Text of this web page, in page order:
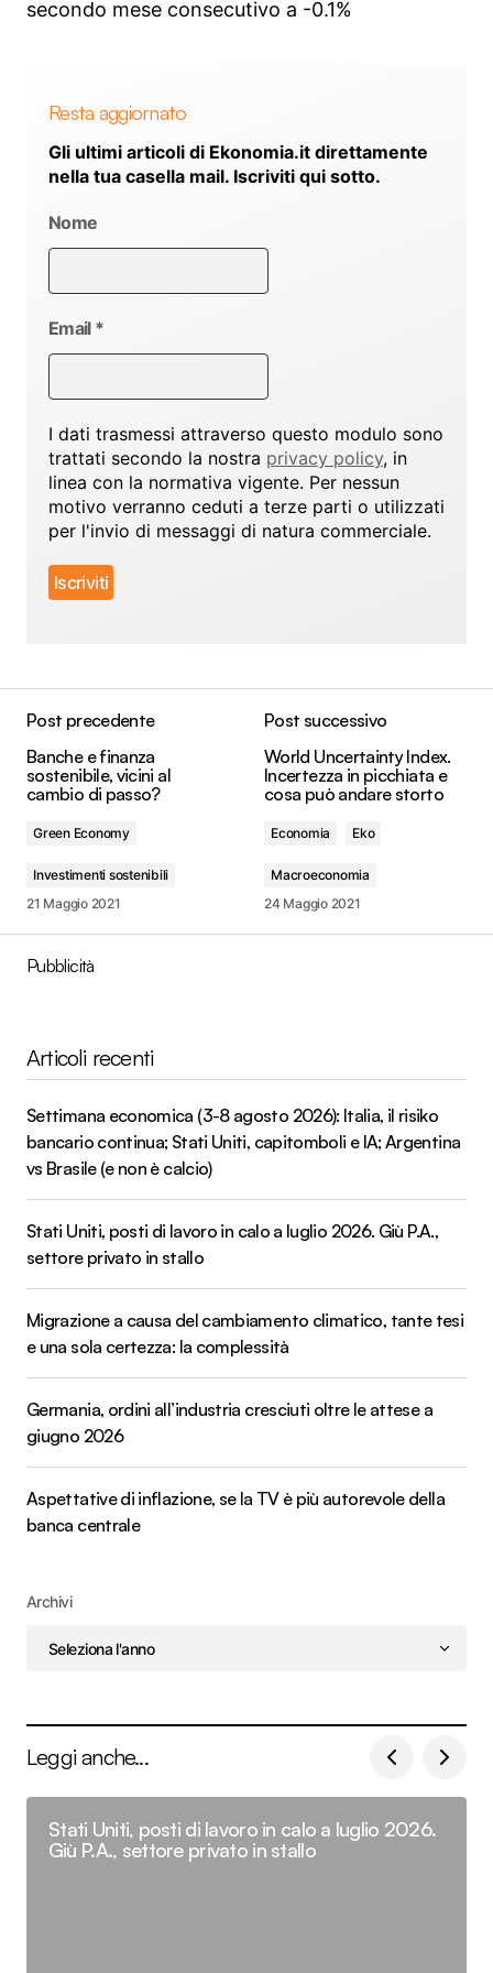
secondo mese consecutivo a -0.1%
Resta aggiornato
Gli ultimi articoli di Ekonomia.it direttamente
nella tua casella mail. Iscriviti qui sotto.
Nome
Email *
I dati trasmessi attraverso questo modulo sono
trattati secondo la nostra privacy policy, in
linea con la normativa vigente. Per nessun
motivo verranno ceduti a terze parti o utilizzati
per l'invio di messaggi di natura commerciale.
Post precedente
Banche e finanza
sostenibile, vicini al
cambio di passo?
Green Economy
Investimenti sostenibili
21 Maggio 2021
Post successivo
World Uncertainty Index.
Incertezza in picchiata e
cosa può andare storto
Economia Eko
Macroeconomia
24 Maggio 2021
Pubblicità
Articoli recenti
Settimana economica (3-8 agosto 2026): Italia, il risiko
bancario continua; Stati Uniti, capitomboli e IA; Argentina
vs Brasile (e non è calcio)
Stati Uniti, posti di lavoro in calo a luglio 2026. Giù P.A.,
settore privato in stallo
Migrazione a causa del cambiamento climatico, tante tesi
e una sola certezza: la complessità
Germania, ordini all’industria cresciuti oltre le attese a
giugno 2026
Aspettative di inflazione, se la TV è più autorevole della
banca centrale
Archivi
Leggi anche...
Stati Uniti, posti di lavoro in calo a luglio 2026.
Giù P.A., settore privato in stallo